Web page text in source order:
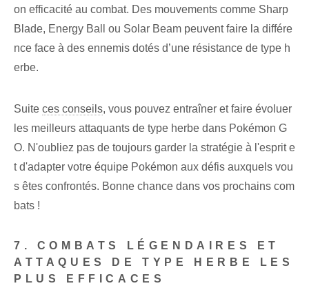
on efficacité au combat. Des mouvements comme Sharp
Blade, Energy Ball ou Solar Beam peuvent faire la différe
nce face à des ennemis dotés d’une résistance de type h
erbe.
Suite⁤ ces conseils, vous pouvez entraîner et faire évoluer
les meilleurs attaquants de type herbe dans ⁢Pokémon ‍G
O. N'oubliez pas de toujours garder la stratégie à l'esprit e
t d'adapter votre équipe Pokémon aux défis auxquels vou
s êtes confrontés. Bonne chance dans vos prochains com
bats !
7. COMBATS LÉGENDAIRES ET
ATTAQUES DE TYPE HERBE LES
PLUS EFFICACES